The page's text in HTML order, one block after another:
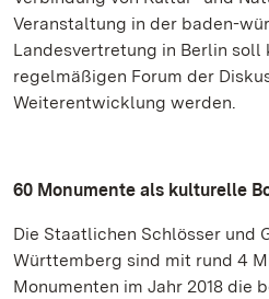
Veranstaltung in der baden-
Landesvertretung in Berlin soll
regelmäßigen Forum der
Weiterentwicklung werden.
60 Monumente als kulturelle
Die Staatlichen Schlösser und
Württemberg sind mit rund 4
Monumenten im Jahr 2018 die